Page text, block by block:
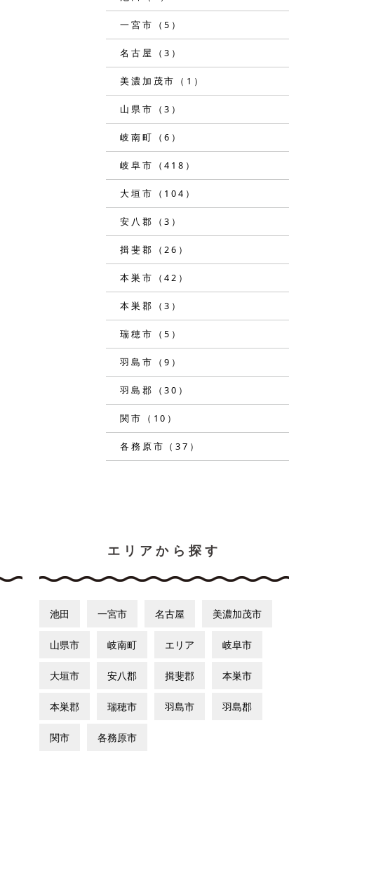
一宮市（5）
名古屋（3）
美濃加茂市（1）
山県市（3）
岐南町（6）
岐阜市（418）
大垣市（104）
安八郡（3）
揖斐郡（26）
本巣市（42）
本巣郡（3）
瑞穂市（5）
羽島市（9）
羽島郡（30）
関市（10）
各務原市（37）
エリアから探す
池田 一宮市 名古屋 美濃加茂市
山県市 岐南町 エリア 岐阜市
大垣市 安八郡 揖斐郡 本巣市
本巣郡 瑞穂市 羽島市 羽島郡
関市 各務原市